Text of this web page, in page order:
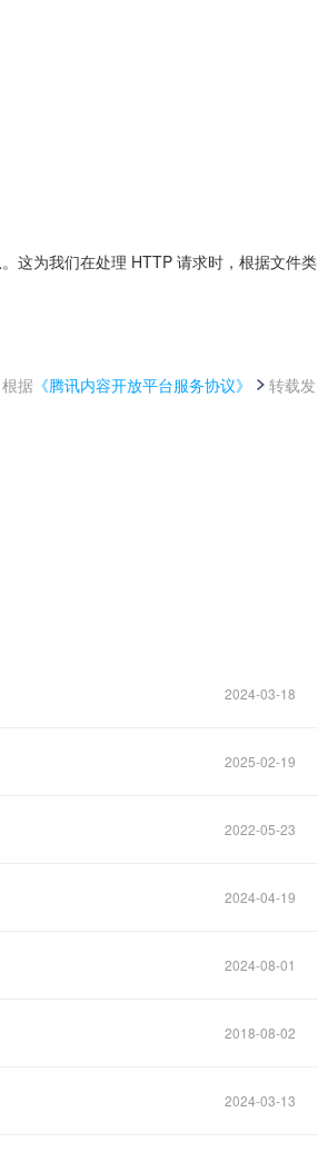
这为我们在处理 HTTP 请求时，根据文件类
据 《腾讯内容开放平台服务协议》
转载发
2024-03-18
2025-02-19
2022-05-23
2024-04-19
2024-08-01
2018-08-02
2024-03-13